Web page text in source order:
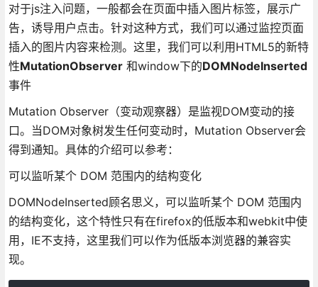
对于js注入问题，一般都会在页面中插入图片标签，展示广
告，诱导用户点击。针对这种方式，我们可以通过监控页面
插入的图片内容来检测。这里，我们可以利用HTML5的新特
性MutationObserver和window下的DOMNodeInserted
事件
Mutation Observer（变动观察器）是监视DOM变动的接
口。当DOM对象树发生任何变动时，Mutation Observer会
得到通知。具体的介绍可以参考：
可以监听某个 DOM 范围内的结构变化
DOMNodeInserted顾名思义，可以监听某个 DOM 范围内
的结构变化，这个特性只有在firefox的低版本和webkit中使
用，IE不支持，这里我们可以作为低版本浏览器的兼容实
现。